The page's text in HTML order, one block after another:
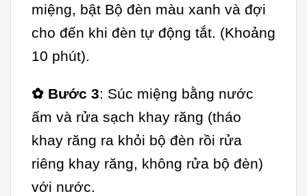
miệng, bật Bộ đèn màu xanh và đợi
cho đến khi đèn tự động tắt. (Khoảng
10 phút).
✿ Bước 3: Súc miệng bằng nước
ấm và rửa sạch khay răng (tháo
khay răng ra khỏi bộ đèn rồi rửa
riêng khay răng, không rửa bộ đèn)
với nước.